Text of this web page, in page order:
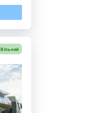
Вільний